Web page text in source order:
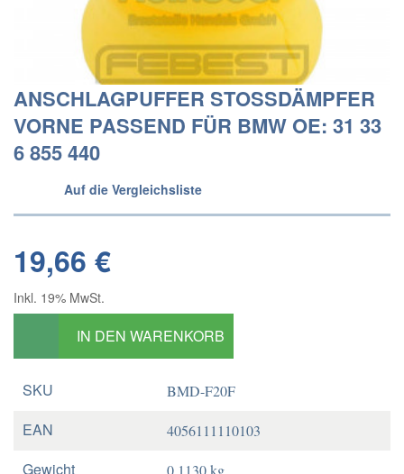
ANSCHLAGPUFFER STOSSDÄMPFER
VORNE PASSEND FÜR BMW OE: 31 33
6 855 440
Auf die Vergleichsliste
19,66 €
Inkl. 19% MwSt.
IN DEN WARENKORB
SKU BMD-F20F
EAN 4056111110103
Gewicht 0.1130 kg